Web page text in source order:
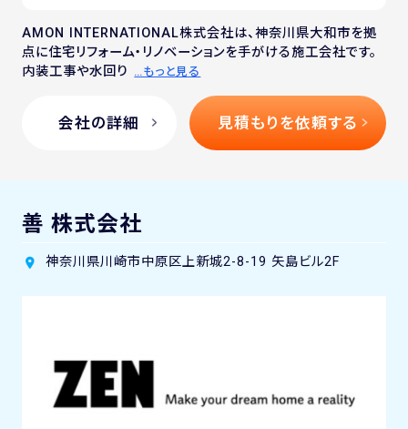
AMON INTERNATIONAL株式会社は、神奈川県大和市を拠
点に住宅リフォーム・リノベーションを手がける施工会社です。
内装工事や水回り …もっと見る
会社の詳細 見積もりを依頼する
善 株式会社
神奈川県川崎市中原区上新城2-8-19 矢島ビル2F